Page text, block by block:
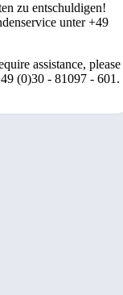
zu entschuldigen!
unter +49
assistance, please
(0)30 - 81097 - 601.